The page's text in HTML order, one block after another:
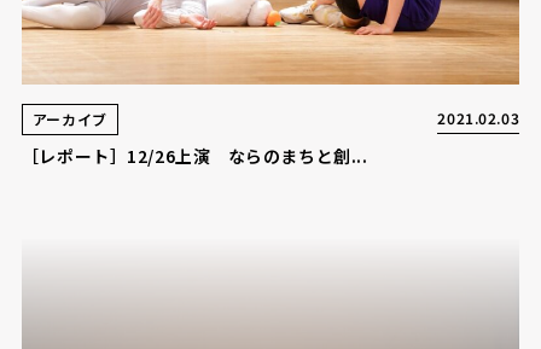
アーカイブ 2021.02.03
［レポート］12/26上演 ならのまちと創...